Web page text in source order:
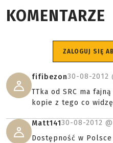
KOMENTARZE
ZALOGUJ SIĘ
fifibezon30-08-2012
TTka od SRC ma
kopie z tego co
Matt14130-08-2012 @
Dostępność w